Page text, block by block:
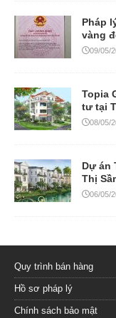
Pháp
vàng
09/05/
Topia
tư tại
08/05/
Dự án
Thị
06/05/
Quy trình bán hàng
Hồ sơ pháp lý
Chính sách bảo mật